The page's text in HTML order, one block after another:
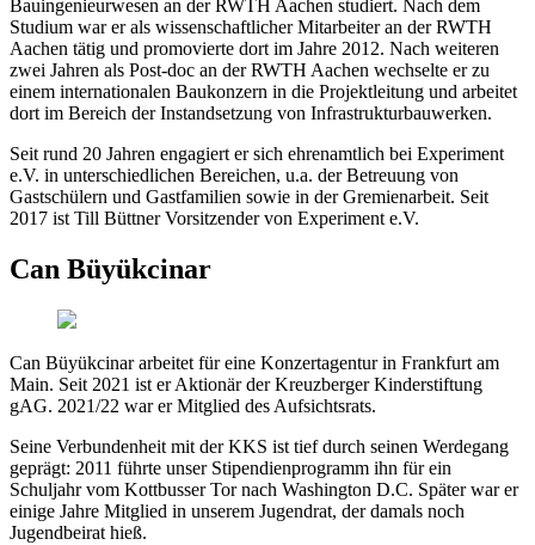
Bauingenieurwesen an der RWTH Aachen studiert. Nach dem
Studium war er als wissenschaftlicher Mitarbeiter an der RWTH
Aachen tätig und promovierte dort im Jahre 2012. Nach weiteren
zwei Jahren als Post-doc an der RWTH Aachen wechselte er zu
einem internationalen Baukonzern in die Projektleitung und arbeitet
dort im Bereich der Instandsetzung von Infrastrukturbauwerken.
Seit rund 20 Jahren engagiert er sich ehrenamtlich bei Experiment
e.V. in unterschiedlichen Bereichen, u.a. der Betreuung von
Gastschülern und Gastfamilien sowie in der Gremienarbeit. Seit
2017 ist Till Büttner Vorsitzender von Experiment e.V.
Can Büyükcinar
Can Büyükcinar arbeitet für eine Konzertagentur in Frankfurt am
Main. Seit 2021 ist er Aktionär der Kreuzberger Kinderstiftung
gAG. 2021/22 war er Mitglied des Aufsichtsrats.
Seine Verbundenheit mit der KKS ist tief durch seinen Werdegang
geprägt: 2011 führte unser Stipendienprogramm ihn für ein
Schuljahr vom Kottbusser Tor nach Washington D.C. Später war er
einige Jahre Mitglied in unserem Jugendrat, der damals noch
Jugendbeirat hieß.